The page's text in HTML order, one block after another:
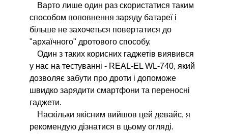
Варто лише один раз скористатися таким
способом поповнення заряду батареї і
більше не захочеться повертатися до
"архаїчного" дротового способу.
Один з таких корисних гаджетів виявився
у нас на тестуванні - REAL-EL WL-740, який
дозволяє забути про дроти і допоможе
швидко зарядити смартфони та переносні
гаджети.
Наскільки якісним вийшов цей девайс, я
рекомендую дізнатися в цьому огляді.